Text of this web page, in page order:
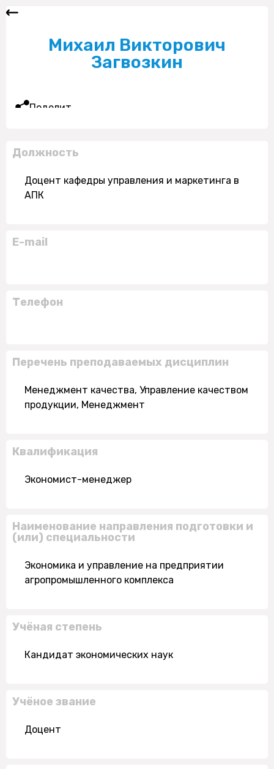
Михаил Викторович
Загвозкин
Поделиться
Должность
Доцент кафедры управления и маркетинга в
АПК
E-mail
Телефон
Перечень преподаваемых дисциплин
Менеджмент качества, Управление качеством
продукции, Менеджмент
Квалификация
Экономист-менеджер
Наименование направления подготовки и
(или) специальности
Экономика и управление на предприятии
агропромышленного комплекса
Учёная степень
Кандидат экономических наук
Учёное звание
Доцент